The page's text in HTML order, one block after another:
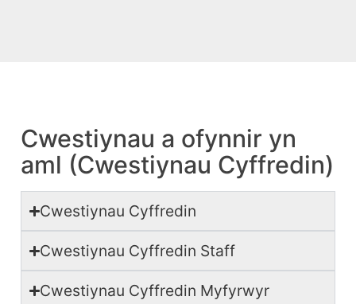
Cwestiynau a ofynnir yn
aml (Cwestiynau Cyffredin)
Cwestiynau Cyffredin
Cwestiynau Cyffredin Staff
Cwestiynau Cyffredin Myfyrwyr